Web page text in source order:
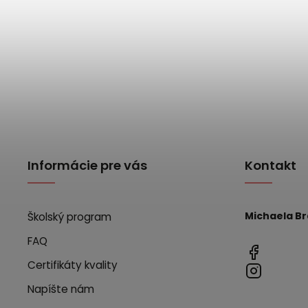
Informácie pre vás
Školský program
FAQ
Certifikáty kvality
Napíšte nám
Kontakt
Michaela